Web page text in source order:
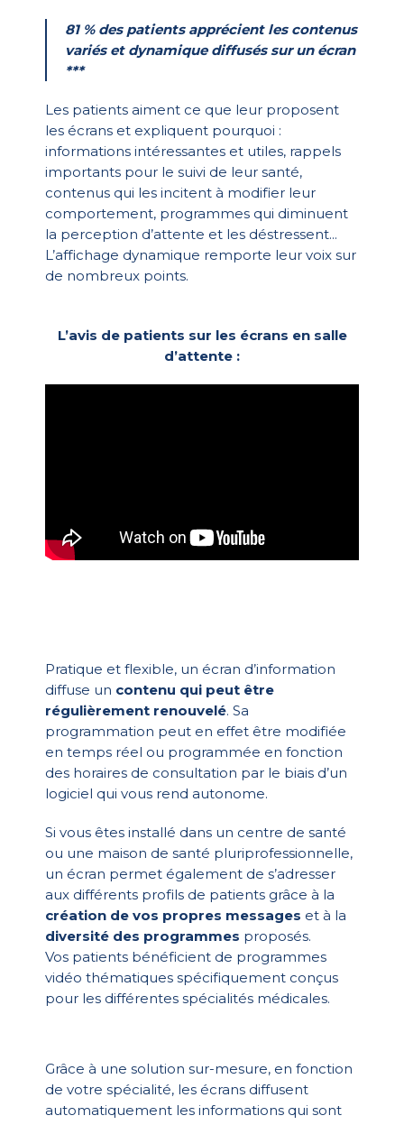
81 % des patients apprécient les contenus
variés et dynamique diffusés sur un écran
***
Les patients aiment ce que leur proposent
les écrans et expliquent pourquoi :
informations intéressantes et utiles, rappels
importants pour le suivi de leur santé,
contenus qui les incitent à modifier leur
comportement, programmes qui diminuent
la perception d’attente et les déstressent...
L’affichage dynamique remporte leur voix sur
de nombreux points.
L’avis de patients sur les écrans en salle
d’attente :
Pratique et flexible, un écran d’information
diffuse un contenu qui peut être
régulièrement renouvelé. Sa
programmation peut en effet être modifiée
en temps réel ou programmée en fonction
des horaires de consultation par le biais d’un
logiciel qui vous rend autonome.
Si vous êtes installé dans un centre de santé
ou une maison de santé pluriprofessionnelle,
un écran permet également de s’adresser
aux différents profils de patients grâce à la
création de vos propres messages et à la
diversité des programmes proposés.
Vos patients bénéficient de programmes
vidéo thématiques spécifiquement conçus
pour les différentes spécialités médicales.
Grâce à une solution sur-mesure, en fonction
de votre spécialité, les écrans diffusent
automatiquement les informations qui sont